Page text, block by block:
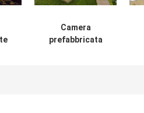
Camera
prefabbricata